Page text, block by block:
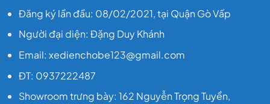
Đăng ký lần đầu: 08/02/2021, tại Quận Gò Vấp
Người đại diện: Đặng Duy Khánh
Email: xedienchobe123@gmail.com
ĐT: 0937222487
Showroom trưng bày: 162 Nguyễn Trọng Tuyển,